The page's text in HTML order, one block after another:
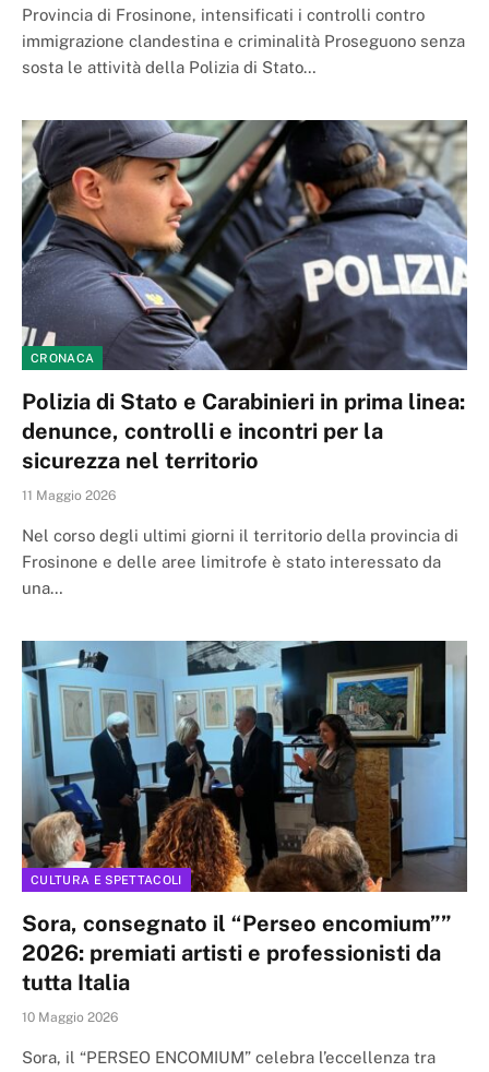
Provincia di Frosinone, intensificati i controlli contro
immigrazione clandestina e criminalità Proseguono senza
sosta le attività della Polizia di Stato…
CRONACA
Polizia di Stato e Carabinieri in prima linea:
denunce, controlli e incontri per la
sicurezza nel territorio
11 Maggio 2026
Nel corso degli ultimi giorni il territorio della provincia di
Frosinone e delle aree limitrofe è stato interessato da
una…
CULTURA E SPETTACOLI
Sora, consegnato il “Perseo encomium””
2026: premiati artisti e professionisti da
tutta Italia
10 Maggio 2026
Sora, il “PERSEO ENCOMIUM” celebra l’eccellenza tra